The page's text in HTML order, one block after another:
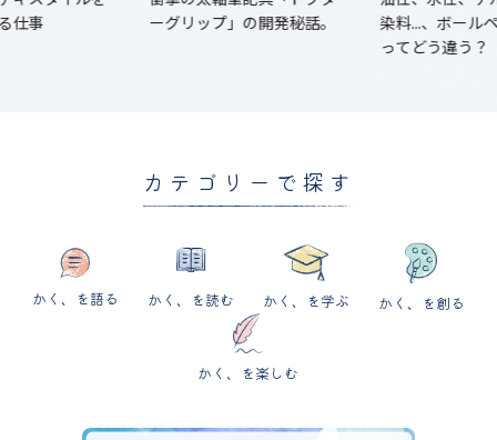
仕事
ーグリップ」の開発秘話。
染料...、ボール
ってどう違う？
カテゴリーで探す
かく、を語る かく、を読む かく、を学ぶ かく、を創る
かく、を楽しむ